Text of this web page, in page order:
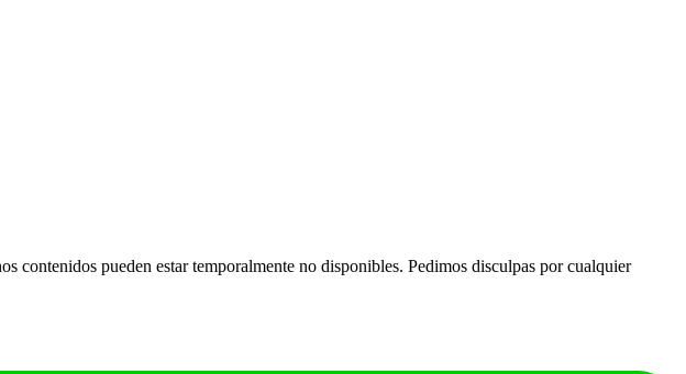
pueden estar temporalmente no disponibles. Pedimos disculpas por cualquier